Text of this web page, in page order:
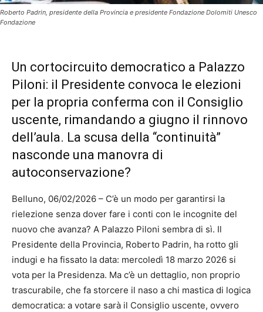
Roberto Padrin, presidente della Provincia e presidente Fondazione Dolomiti Unesco
Fondazione
Un cortocircuito democratico a Palazzo
Piloni: il Presidente convoca le elezioni
per la propria conferma con il Consiglio
uscente, rimandando a giugno il rinnovo
dell’aula. La scusa della “continuità”
nasconde una manovra di
autoconservazione?
Belluno, 06/02/2026 – C’è un modo per garantirsi la
rielezione senza dover fare i conti con le incognite del
nuovo che avanza? A Palazzo Piloni sembra di sì. Il
Presidente della Provincia, Roberto Padrin, ha rotto gli
indugi e ha fissato la data: mercoledì 18 marzo 2026 si
vota per la Presidenza. Ma c’è un dettaglio, non proprio
trascurabile, che fa storcere il naso a chi mastica di logica
democratica: a votare sarà il Consiglio uscente, ovvero